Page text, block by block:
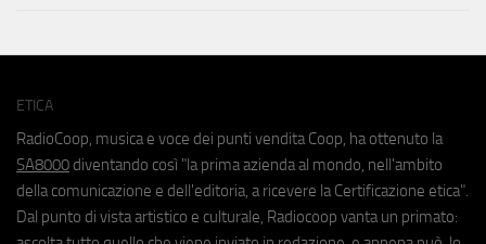
ETICA
RadioCoop, musica e voce dei punti vendita Coop, ha ottenuto la
SA8000 diventando così "la prima azienda al mondo, nell'ambito
della comunicazione e dell'editoria, a ricevere la Certificazione etica".
Dal punto di vista artistico e culturale, Radiocoop vanta un primato: